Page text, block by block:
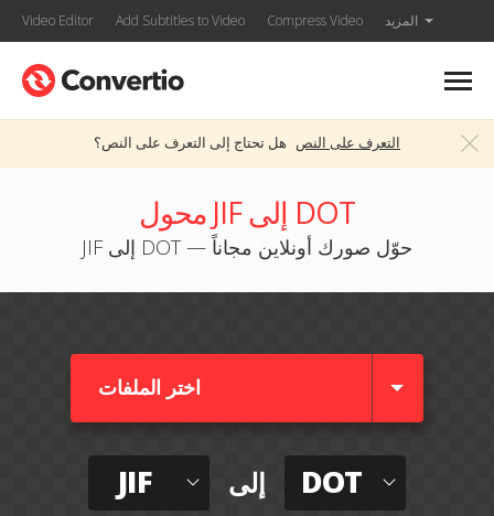
Video Editor Add Subtitles to Video Compress Video المزيد
هل تحتاج إلى التعرف على النص؟ التعرف على النص
محول JIF إلى DOT
JIF إلى DOT — حوّل صورك أونلاين مجاناً
اختر الملفات
JIF إلى DOT